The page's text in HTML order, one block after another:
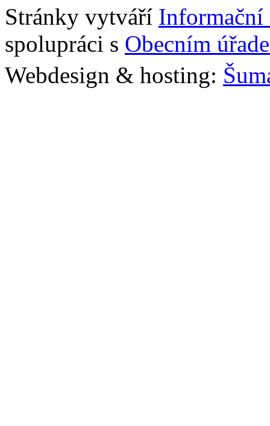
Stránky vytváří Informační
spolupráci s Obecním
Webdesign & hosting: